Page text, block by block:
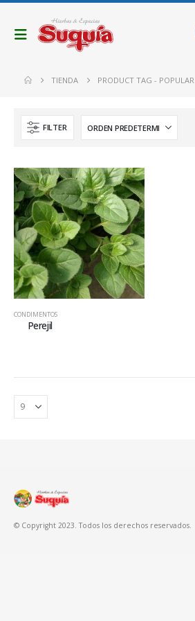
TIENDA PRODUCT TAG - POPULAR
FILTER
CONDIMENTOS
Perejil
© Copyright 2023. Todos los derechos reservados.